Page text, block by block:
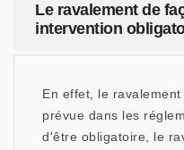
Le ravalement de
intervention
En effet, le
prévue dans les
d'être obligatoire, le